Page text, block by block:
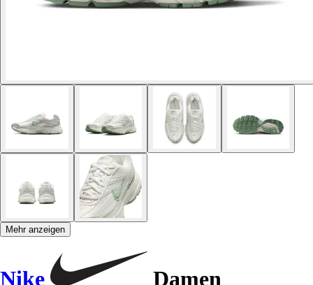
Mehr anzeigen
Nike
Damen